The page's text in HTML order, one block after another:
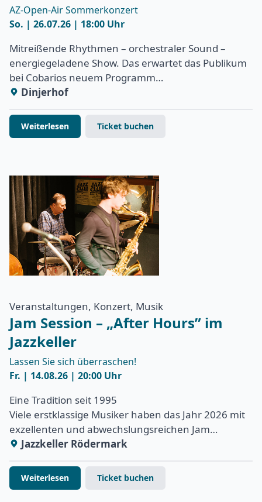
AZ-Open-Air Sommerkonzert
So. | 26.07.26 | 18:00 Uhr
Mitreißende Rhythmen – orchestraler Sound –
energiegeladene Show. Das erwartet das Publikum
bei Cobarios neuem Programm…
Dinjerhof
Weiterlesen Ticket buchen
Veranstaltungen, Konzert, Musik
Jam Session – „After Hours” im
Jazzkeller
Lassen Sie sich überraschen!
Fr. | 14.08.26 | 20:00 Uhr
Eine Tradition seit 1995
Viele erstklassige Musiker haben das Jahr 2026 mit
exzellenten und abwechslungsreichen Jam…
Jazzkeller Rödermark
Weiterlesen Ticket buchen